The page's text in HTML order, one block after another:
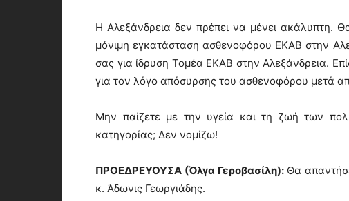
Η Αλεξάνδρεια δεν πρέπει να μένει ακάλυπτη.
μόνιμη εγκατάσταση ασθενοφόρου ΕΚΑΒ στην
σας για ίδρυση Τομέα ΕΚΑΒ στην Αλεξάνδρεια.
για τον λόγο απόσυρσης του ασθενοφόρου μετά
Μην παίζετε με την υγεία και τη ζωή των
κατηγορίας; Δεν νομίζω!
ΠΡΟΕΔΡΕΥΟΥΣΑ (Όλγα Γεροβασίλη): Θα
κ. Άδωνις Γεωργιάδης.